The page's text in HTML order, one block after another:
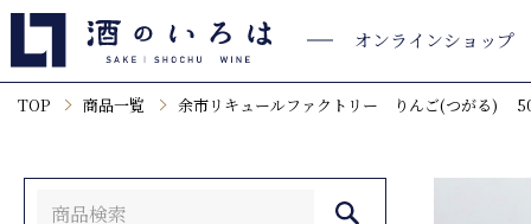
オンラインショップ
TOP 商品一覧 余市リキュールファクトリー りんご(つがる)